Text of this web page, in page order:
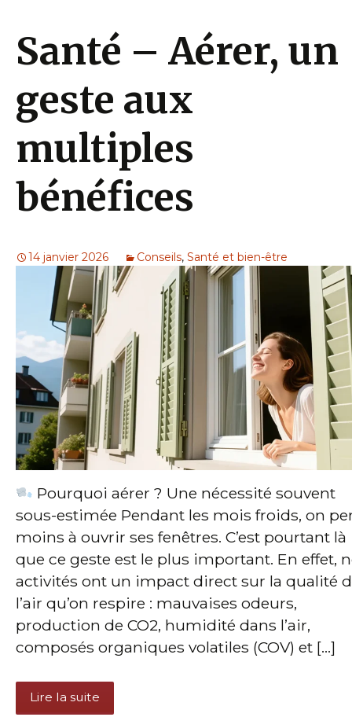
Santé – Aérer, un
geste aux
multiples
bénéfices
14 janvier 2026 Conseils, Santé et bien-être
Pourquoi aérer ? Une nécessité souvent
sous-estimée Pendant les mois froids, on
moins à ouvrir ses fenêtres. C’est pourtant là
que ce geste est le plus important. En effet,
activités ont un impact direct sur la qualité
l’air qu’on respire : mauvaises odeurs,
production de CO2, humidité dans l’air,
composés organiques volatiles (COV) et […]
Lire la suite